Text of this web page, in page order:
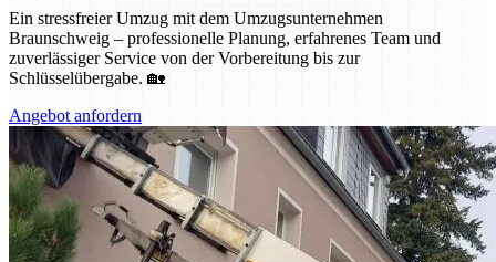
Ein stressfreier Umzug mit dem Umzugsunternehmen
Braunschweig – professionelle Planung, erfahrenes Team und
zuverlässiger Service von der Vorbereitung bis zur
Schlüsselübergabe. 🏡
Angebot anfordern